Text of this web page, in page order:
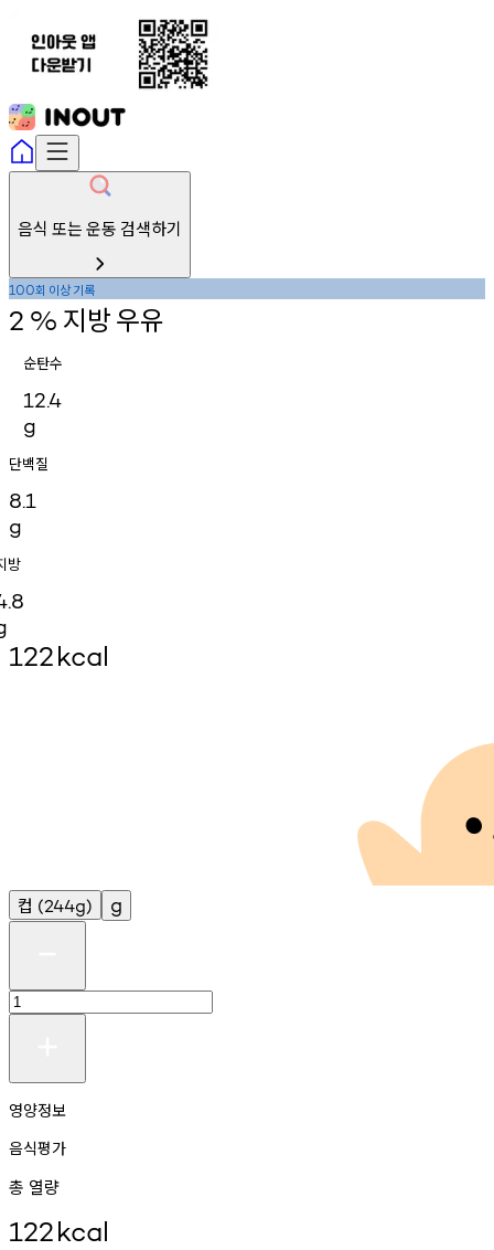
음식 또는 운동 검색하기
100회 이상기록
2 % 지방우유
순탄수
12.4
g
단백질
8.1
g
방
122kcal
컵 (244g) g
영양정보
음식평가
총 열량
122kcal